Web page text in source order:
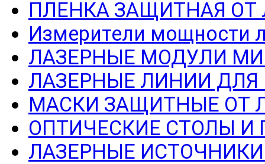
ПЛЕНКА ЗАЩИТНАЯ ОТ
Измерители мощности
ЛАЗЕРНЫЕ МОДУЛИ
ЛАЗЕРНЫЕ ЛИНИИ
МАСКИ ЗАЩИТНЫЕ ОТ
ОПТИЧЕСКИЕ СТОЛЫ И
ЛАЗЕРНЫЕ ИСТОЧНИКИ